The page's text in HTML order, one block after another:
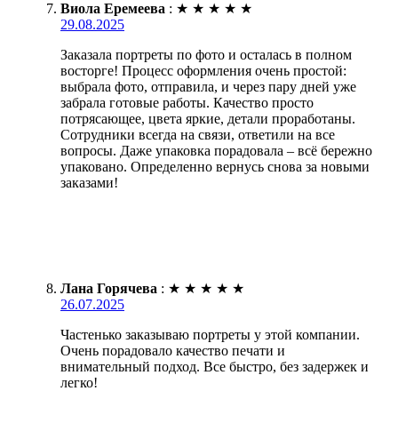
Виола Еремеева : ★ ★ ★ ★ ★
29.08.2025
Заказала портреты по фото и осталась в полном
восторге! Процесс оформления очень простой:
выбрала фото, отправила, и через пару дней уже
забрала готовые работы. Качество просто
потрясающее, цвета яркие, детали проработаны.
Сотрудники всегда на связи, ответили на все
вопросы. Даже упаковка порадовала – всё бережно
упаковано. Определенно вернусь снова за новыми
заказами!
Лана Горячева : ★ ★ ★ ★ ★
26.07.2025
Частенько заказываю портреты у этой компании.
Очень порадовало качество печати и
внимательный подход. Все быстро, без задержек и
легко!